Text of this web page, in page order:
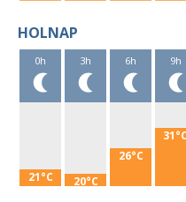
HOLNAP
0h
21°C
3h
20°C
6h
26°C
9h